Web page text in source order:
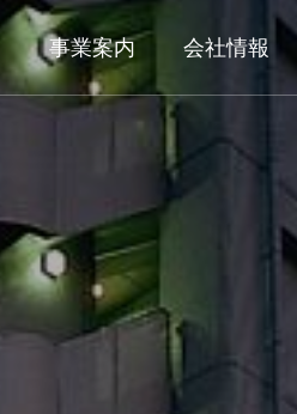
事業案内 会社情報